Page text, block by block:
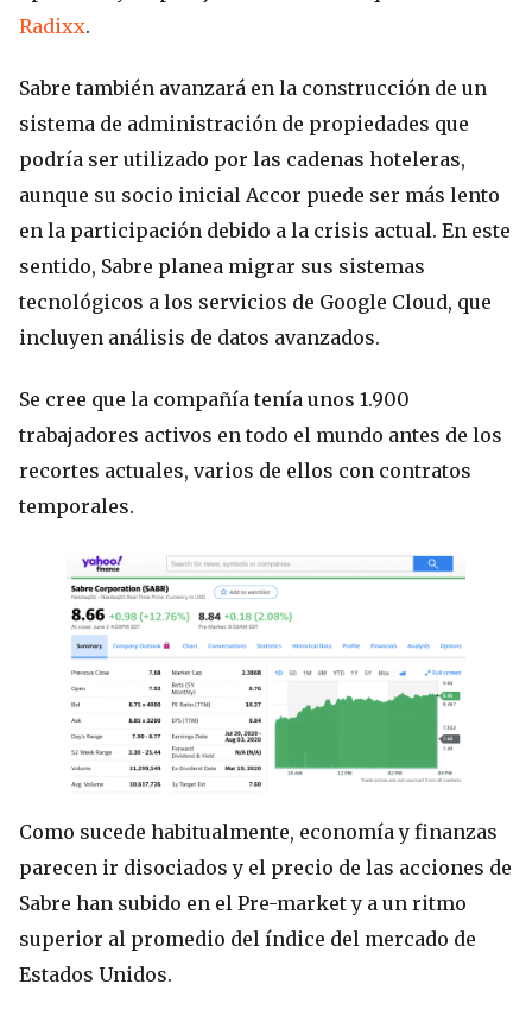
Radixx.
Sabre también avanzará en la construcción de un
sistema de administración de propiedades que
podría ser utilizado por las cadenas hoteleras,
aunque su socio inicial Accor puede ser más lento
en la participación debido a la crisis actual. En este
sentido, Sabre planea migrar sus sistemas
tecnológicos a los servicios de Google Cloud, que
incluyen análisis de datos avanzados.
Se cree que la compañía tenía unos 1.900
trabajadores activos en todo el mundo antes de los
recortes actuales, varios de ellos con contratos
temporales.
Como sucede habitualmente, economía y finanzas
parecen ir disociados y el precio de las acciones de
Sabre han subido en el Pre-market y a un ritmo
superior al promedio del índice del mercado de
Estados Unidos.